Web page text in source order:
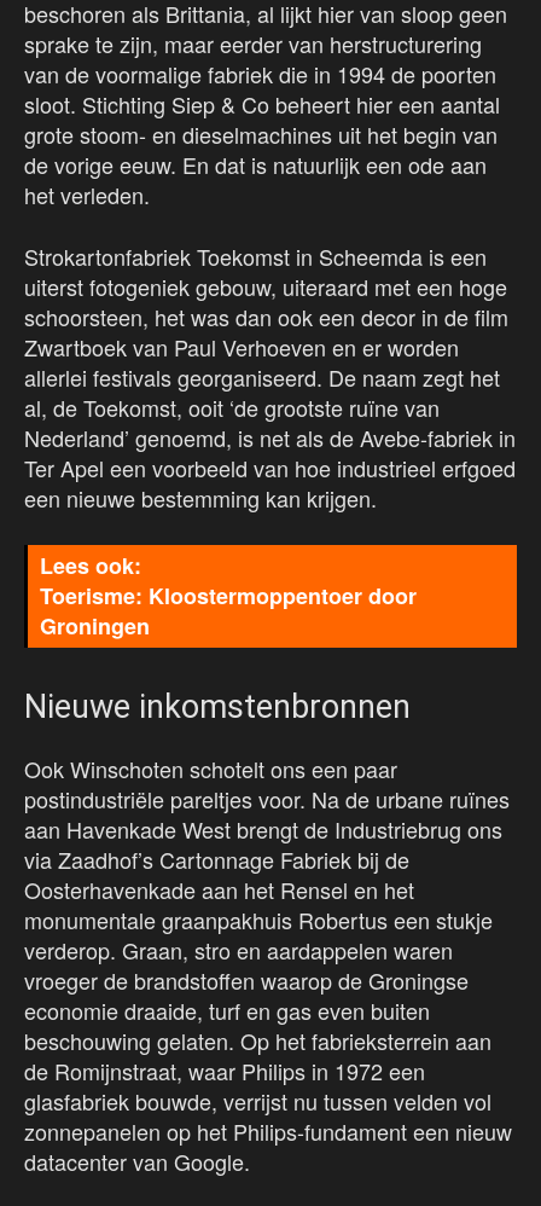
beschoren als Brittania, al lijkt hier van sloop geen
sprake te zijn, maar eerder van herstructurering
van de voormalige fabriek die in 1994 de poorten
sloot. Stichting Siep & Co beheert hier een aantal
grote stoom- en dieselmachines uit het begin van
de vorige eeuw. En dat is natuurlijk een ode aan
het verleden.
Strokartonfabriek Toekomst in Scheemda is een
uiterst fotogeniek gebouw, uiteraard met een hoge
schoorsteen, het was dan ook een decor in de film
Zwartboek van Paul Verhoeven en er worden
allerlei festivals georganiseerd. De naam zegt het
al, de Toekomst, ooit ‘de grootste ruïne van
Nederland’ genoemd, is net als de Avebe-fabriek in
Ter Apel een voorbeeld van hoe industrieel erfgoed
een nieuwe bestemming kan krijgen.
Toerisme: Kloostermoppentoer door
Groningen
Nieuwe inkomstenbronnen
Ook Winschoten schotelt ons een paar
postindustriële pareltjes voor. Na de urbane ruïnes
aan Havenkade West brengt de Industriebrug ons
via Zaadhof’s Cartonnage Fabriek bij de
Oosterhavenkade aan het Rensel en het
monumentale graanpakhuis Robertus een stukje
verderop. Graan, stro en aardappelen waren
vroeger de brandstoffen waarop de Groningse
economie draaide, turf en gas even buiten
beschouwing gelaten. Op het fabrieksterrein aan
de Romijnstraat, waar Philips in 1972 een
glasfabriek bouwde, verrijst nu tussen velden vol
zonnepanelen op het Philips-fundament een nieuw
datacenter van Google.